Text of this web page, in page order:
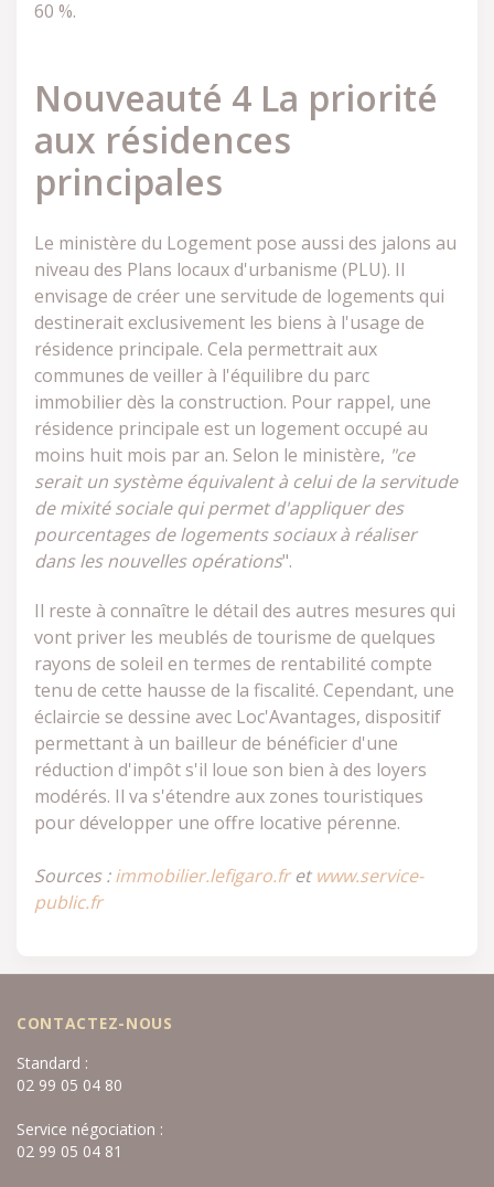
60 %.
Nouveauté 4 La priorité
aux résidences
principales
Le ministère du Logement pose aussi des jalons au
niveau des Plans locaux d'urbanisme (PLU). Il
envisage de créer une servitude de logements qui
destinerait exclusivement les biens à l'usage de
résidence principale. Cela permettrait aux
communes de veiller à l'équilibre du parc
immobilier dès la construction. Pour rappel, une
résidence principale est un logement occupé au
moins huit mois par an. Selon le ministère, "ce
serait un système équivalent à celui de la servitude
de mixité sociale qui permet d'appliquer des
pourcentages de logements sociaux à réaliser
dans les nouvelles opérations".
Il reste à connaître le détail des autres mesures qui
vont priver les meublés de tourisme de quelques
rayons de soleil en termes de rentabilité compte
tenu de cette hausse de la fiscalité. Cependant, une
éclaircie se dessine avec Loc'Avantages, dispositif
permettant à un bailleur de bénéficier d'une
réduction d'impôt s'il loue son bien à des loyers
modérés. Il va s'étendre aux zones touristiques
pour développer une offre locative pérenne.
Sources :immobilier.lefigaro.fret www.service-
public.fr
CONTACTEZ-NOUS
Standard :
02 99 05 04 80
Service négociation :
02 99 05 04 81